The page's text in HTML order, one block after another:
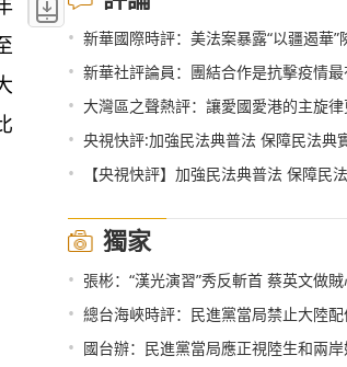
• 新華國際時評：美法案暴露“以疆遏華”
• 新華社評論員：團結合作是抗擊疫情最有力武器——論習近平主席在中非
• 大灣區之聲熱評：讓愛國愛港的主旋
• 央視快評:加強民法典普法 保障民法典
• 【央視快評】加強民法典普法 保障民
獨家
• 張彬：“漢光演習”秀反斬首 蔡英文做
• 總台海峽時評：民進黨當局禁止大陸配偶子女返
• 國台辦：民進黨當局應正視陸生和兩岸婚姻家庭的合理需